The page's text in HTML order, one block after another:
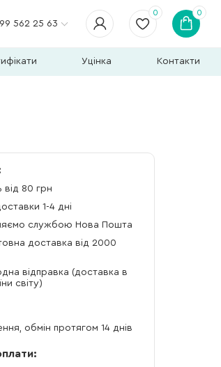
562 25 63
0 0
Уцінка Контакти
від 80 грн
1-4 дні
службою Нова Пошта
доставка від 2000
відправка (доставка в
світу)
обмін протягом 14 днів